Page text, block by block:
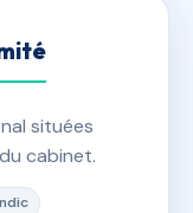
situées
cabinet.